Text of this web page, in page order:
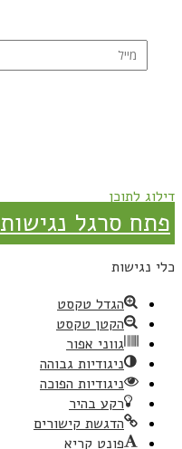
דילוג לתוכן
פתח סרגל נגישות
כלי נגישות
הגדל טקסט
הקטן טקסט
גווני אפור
ניגודיות גבוהה
ניגודיות הפוכה
רקע בהיר
הדגשת קישורים
פונט קריא